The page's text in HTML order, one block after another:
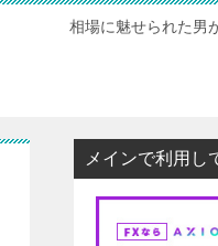
相場に魅せられた男
メインで利用し